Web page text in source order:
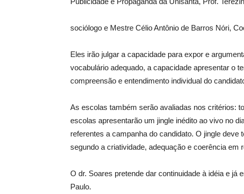
sociólogo e Mestre Célio Antônio de Barros Nóri,
Eles irão julgar a capacidade para expor e
vocabulário adequado, a capacidade apresentar o
compreensão e entendimento individual do
As escolas também serão avaliadas nos critérios:
escolas apresentarão um jingle inédito ao vivo no
referentes a campanha do candidato. O jingle
segundo a criatividade, adequação e coerência em
O dr. Soares pretende dar continuidade à idéia e já
Paulo.